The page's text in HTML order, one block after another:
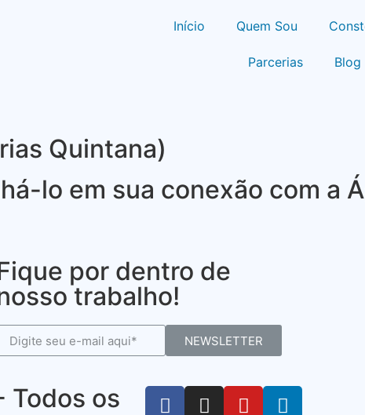
Início Quem Sou
Parcerias Blog
Quintana)
lo em sua conexão com a
por dentro de
trabalho!
NEWSLETTER
Todos os